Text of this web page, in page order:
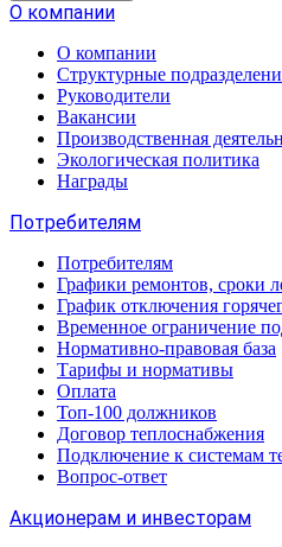
О компании
О компании
Структурные
Руководители
Вакансии
Производственная
Экологическая политика
Награды
Потребителям
Потребителям
Графики ремонтов, сроки
График отключения
Временное ограничение
Нормативно-правовая база
Тарифы и нормативы
Оплата
Топ-100 должников
Договор теплоснабжения
Подключение к системам
Вопрос-ответ
Акционерам и инвесторам